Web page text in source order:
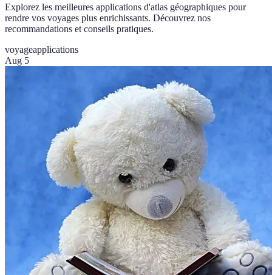
Explorez les meilleures applications d'atlas géographiques pour
rendre vos voyages plus enrichissants. Découvrez nos
recommandations et conseils pratiques.
voyageapplications
Aug 5